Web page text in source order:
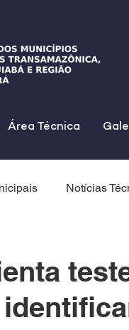
Área Técnica
Notícias